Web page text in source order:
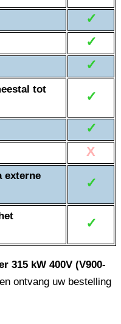
✓
✓
✓
tot
✓
✓
X
externe
✓
✓
315 kW 400V (V900-
ontvang uw bestelling